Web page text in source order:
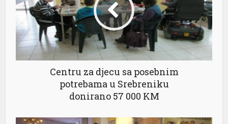
Centru za djecu sa posebnim
potrebama u Srebreniku
donirano 57 000 KM